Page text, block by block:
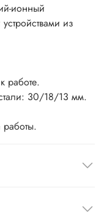
ионный
из
работе.
30/18/13 мм.